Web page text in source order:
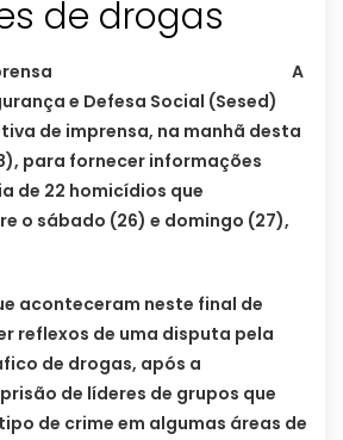
A
e Defesa Social (Sesed)
de imprensa, na manhã desta
para fornecer informações
de 22 homicídios que
o sábado (26) e domingo (27),
aconteceram neste final de
reflexos de uma disputa pela
de drogas, após a
de líderes de grupos que
de crime em algumas áreas de